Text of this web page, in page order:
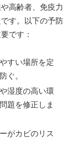
高齢者、免疫力
す。以下の予防
です：
すい場所を定
ぐ。
湿度の高い環
題を修正しま
がカビのリス